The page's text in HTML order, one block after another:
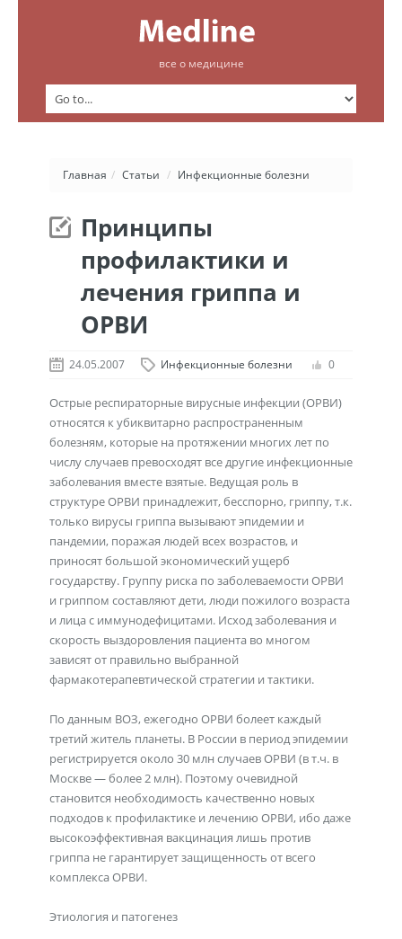
все о медицине
Главная / Статьи / Инфекционные болезни
Принципы
профилактики и
лечения гриппа и
ОРВИ
24.05.2007 Инфекционные болезни 0
Острые респираторные вирусные инфекции (ОРВИ)
относятся к убиквитарно распространенным
болезням, которые на протяжении многих лет по
числу случаев превосходят все другие инфекционные
заболевания вместе взятые. Ведущая роль в
структуре ОРВИ принадлежит, бесспорно, гриппу, т.к.
только вирусы гриппа вызывают эпидемии и
пандемии, поражая людей всех возрастов, и
приносят большой экономический ущерб
государству. Группу риска по заболеваемости ОРВИ
и гриппом составляют дети, люди пожилого возраста
и лица с иммунодефицитами. Исход заболевания и
скорость выздоровления пациента во многом
зависят от правильно выбранной
фармакотерапевтической стратегии и тактики.
По данным ВОЗ, ежегодно ОРВИ болеет каждый
третий житель планеты. В России в период эпидемии
регистрируется около 30 млн случаев ОРВИ (в т.ч. в
Москве — более 2 млн). Поэтому очевидной
становится необходимость качественно новых
подходов к профилактике и лечению ОРВИ, ибо даже
высокоэффективная вакцинация лишь против
гриппа не гарантирует защищенность от всего
комплекса ОРВИ.
Этиология и патогенез